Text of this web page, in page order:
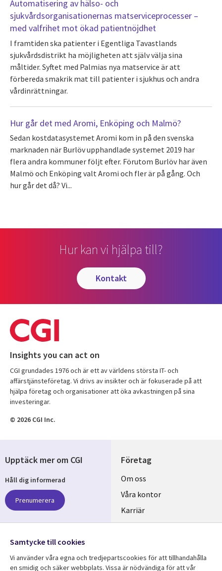
Automatisering av hälso- och
sjukvårdsorganisationernas matserviceprocesser –
med valfrihet mot ökad patientnöjdhet
I framtiden ska patienter i Egentliga Tavastlands
sjukvårdsdistrikt ha möjligheten att själv välja sina
måltider. Syftet med Palmias nya matservice är att
förbereda smakrik mat till patienter i sjukhus och andra
vårdinrättningar.
Hur går det med Aromi, Enköping och Malmö?
Sedan kostdatasystemet Aromi kom in på den svenska
marknaden när Burlöv upphandlade systemet 2019 har
flera andra kommuner följt efter. Förutom Burlöv har även
Malmö och Enköping valt Aromi och fler är på gång. Och
hur går det då? Vi...
Hur kan vi hjälpa till?
kontakt
Insights you can act on
CGI grundades 1976 och är ett av världens största IT- och
affärstjänsteföretag. Vi drivs av insikter och är fokuserade på att
hjälpa företag och organisationer att öka avkastningen på sina
investeringar.
© 2026 CGI Inc.
Företag
Useful
links
SWEDEN
Om oss
Våra kontor
Karriär
Hållbarhet
Upptäck mer om CGI
Håll dig informerad
Prenumerera
Följ oss
Social
Samtycke till cookies
Vi använder våra egna och tredjepartscookies för att tillhandahålla
en smidig och säker webbplats. Vissa är nödvändiga för att vår